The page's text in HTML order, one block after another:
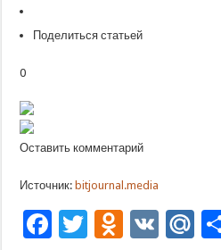
Поделиться статьей
0
Оставить комментарий
Источник: bitjournal.media
Facebook
Twitter
VK